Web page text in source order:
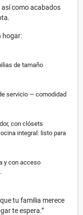
así como acabados
hogar:
de tamaño
servicio — comodidad
con clósets
integral: listo para
y con acceso
tu familia merece
te espera.”